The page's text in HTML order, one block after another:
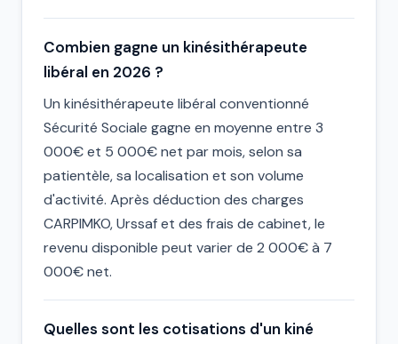
Combien gagne un kinésithérapeute
libéral en 2026 ?
Un kinésithérapeute libéral conventionné
Sécurité Sociale gagne en moyenne entre 3
000€ et 5 000€ net par mois, selon sa
patientèle, sa localisation et son volume
d'activité. Après déduction des charges
CARPIMKO, Urssaf et des frais de cabinet, le
revenu disponible peut varier de 2 000€ à 7
000€ net.
Quelles sont les cotisations d'un kiné